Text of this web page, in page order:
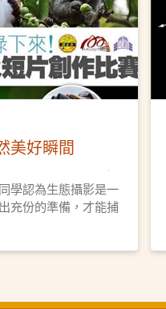
美好瞬間
學認為生態攝影是一
充份的準備，才能捕